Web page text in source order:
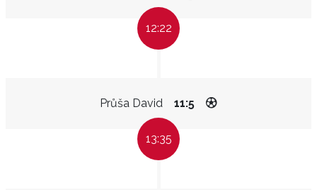
12:22
Průša David 11:5
13:35